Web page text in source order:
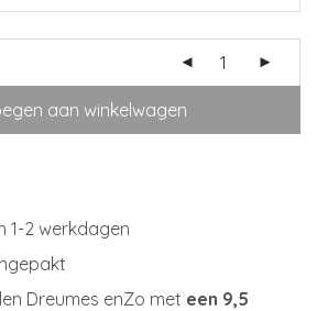
aan winkelwagen
1-2 werkdagen
Dreumes enZo met een 9,5